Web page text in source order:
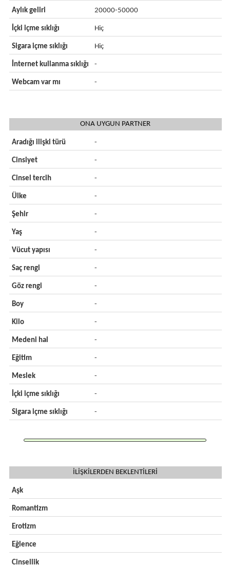
Aylık geliri 20000-50000
İçki içme sıklığı Hiç
Sigara içme sıklığı Hiç
İnternet kullanma sıklığı -
Webcam var mı -
ONA UYGUN PARTNER
Aradığı ilişki türü -
Cinsiyet -
Cinsel tercih -
Ülke -
Şehir -
Yaş -
Vücut yapısı -
Saç rengi -
Göz rengi -
Boy -
Kilo -
Medeni hal -
Eğitim -
Meslek -
İçki içme sıklığı -
Sigara içme sıklığı -
İLİŞKİLERDEN BEKLENTİLERİ
Aşk
Romantizm
Erotizm
Eğlence
Cinsellik